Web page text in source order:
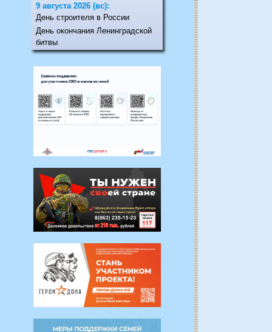
9 августа 2026 (вс):
День строителя в России
День окончания Ленинградской
битвы